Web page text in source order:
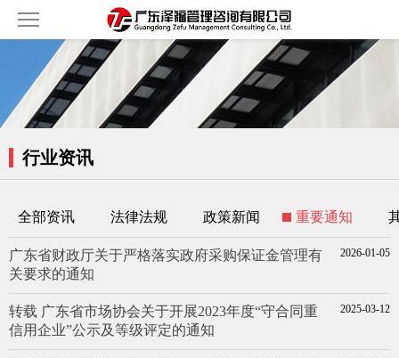
行业资讯
全部资讯 法律法规 政策新闻 重要通知
广东省财政厅关于严格落实政府采购保证金管理有
关要求的通知
2026-01-05
转载 广东省市场协会关于开展2023年度“守合同重
信用企业”公示及等级评定的通知
2025-03-12